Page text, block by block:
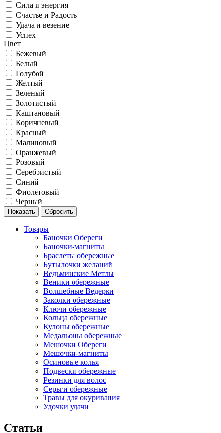
Сила и энергия
Счастье и Радость
Удача и везение
Успех
Цвет
Бежевый
Белый
Голубой
Желтый
Зеленый
Золотистый
Каштановый
Коричневый
Красный
Малиновый
Оранжевый
Розовый
Серебристый
Синий
Фиолетовый
Черный
Товары
Баночки Обереги
Баночки-магниты
Браслеты обережные
Бутылочки желаний
Ведьминские Метлы
Веники обережные
Волшебные Ведерки
Заколки обережные
Ключи обережные
Кольца обережные
Кулоны обережные
Медальоны обережные
Мешочки Обереги
Мешочки-магниты
Осиновые колья
Подвески обережные
Резинки для волос
Серьги обережные
Травы для окуривания
Удочки удачи
Статьи